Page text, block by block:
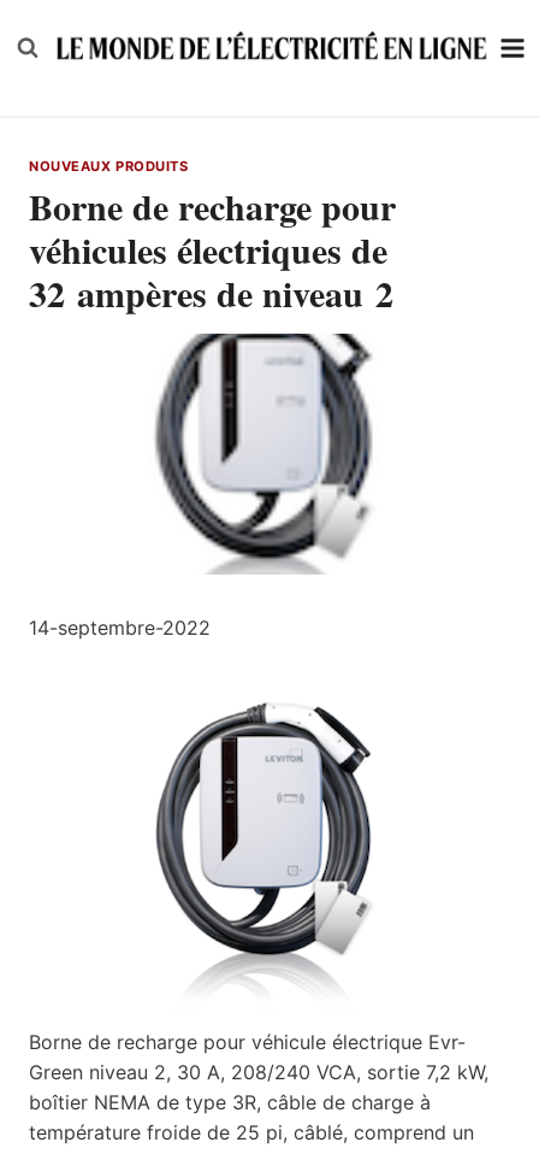
to
NOUVEAUX PRODUITS
Borne de recharge pour
véhicules électriques de
32 ampères de niveau 2
14-septembre-2022
Borne de recharge pour véhicule électrique Evr-
Green niveau 2, 30 A, 208/240 VCA, sortie 7,2 kW,
boîtier NEMA de type 3R, câble de charge à
température froide de 25 pi, câblé, comprend un